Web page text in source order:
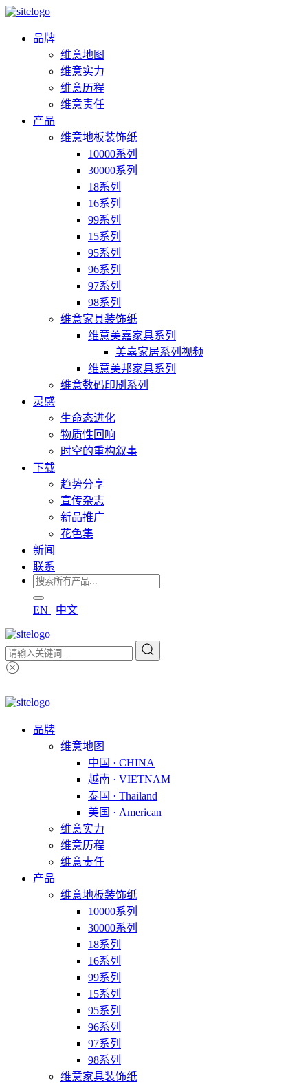
品牌
维意地图
维意实力
维意历程
维意责任
产品
维意地板装饰纸
10000系列
30000系列
18系列
16系列
99系列
15系列
95系列
96系列
97系列
98系列
维意家具装饰纸
维意美嘉家具系列
美嘉家居系列视频
维意美邦家具系列
维意数码印刷系列
灵感
生命态进化
物质性回响
时空的重构叙事
下载
趋势分享
宣传杂志
新品推广
花色集
新闻
联系
EN | 中文
品牌
维意地图
中国 · CHINA
越南 · VIETNAM
泰国 · Thailand
美国 · American
维意实力
维意历程
维意责任
产品
维意地板装饰纸
10000系列
30000系列
18系列
16系列
99系列
15系列
95系列
96系列
97系列
98系列
维意家具装饰纸